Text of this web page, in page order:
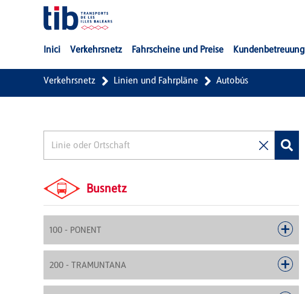
Zum Hauptinhalt springen
Inici Verkehrsnetz Fahrscheine und Preise Kundenbetreuung
Verkehrsnetz Linien und Fahrpläne Autobús
Busnetz
100 - PONENT
200 - TRAMUNTANA